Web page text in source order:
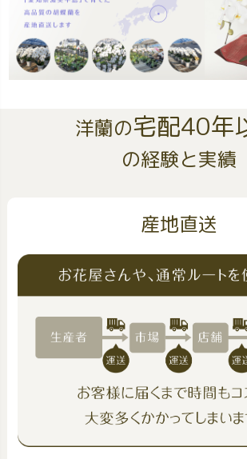
洋蘭の宅配40年
の経験と実績
産地直送